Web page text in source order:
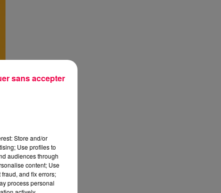
Store and/or
Use profiles to
audiences through
content; Use
and fix errors;
process personal
sans accepter